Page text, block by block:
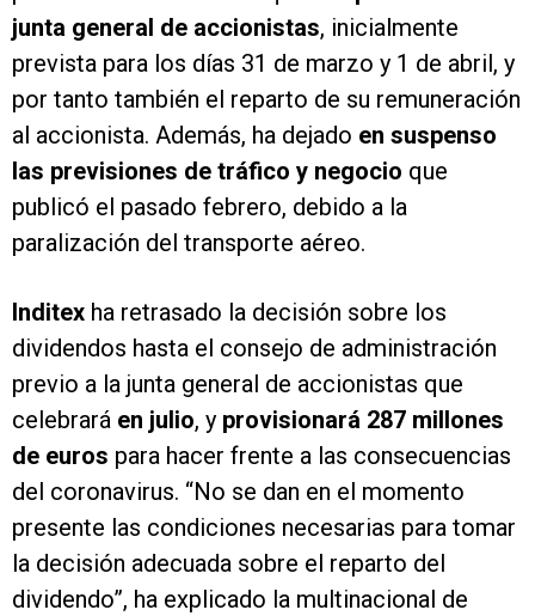
junta general de accionistas, inicialmente
prevista para los días 31 de marzo y 1 de abril, y
por tanto también el reparto de su remuneración
al accionista. Además, ha dejado en suspenso
las previsiones de tráfico y negocio que
publicó el pasado febrero, debido a la
paralización del transporte aéreo.
Inditex ha retrasado la decisión sobre los
dividendos hasta el consejo de administración
previo a la junta general de accionistas que
celebrará en julio, y provisionará 287 millones
de euros para hacer frente a las consecuencias
del coronavirus. “No se dan en el momento
presente las condiciones necesarias para tomar
la decisión adecuada sobre el reparto del
dividendo”, ha explicado la multinacional de